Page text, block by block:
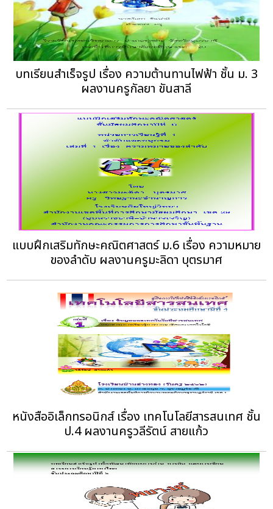
บทเรียนสำเร็จรูป เรื่อง ความต้านทานไฟฟ้า ชั้น ม. 3
ผลงานครูกัลยา ขันสาลี
แบบฝึกเสริมทักษะคณิตศาสตร์ ม.6 เรื่อง ความหมาย
ของลําดับ ผลงานครูมะลิดา บุตรมาศ
หนังสืออิเล็กทรอนิกส์ เรื่อง เทคโนโลยีสารสนเทศ ชั้น
ป.4 ผลงานครูวลีรัตน์ สายแก้ว